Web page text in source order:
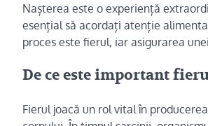
Nașterea este o experiență
esențial să acordați atenție
proces este fierul, iar asigurarea
De ce este important
Fierul joacă un rol vital în